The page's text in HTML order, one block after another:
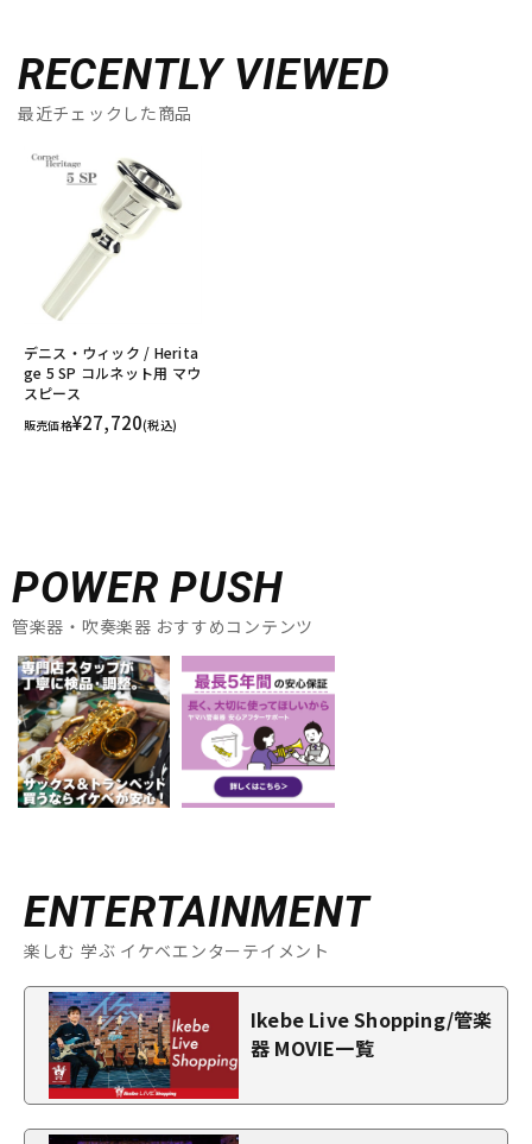
RECENTLY VIEWED
最近チェックした商品
デニス・ウィック / Herita
ge 5 SP コルネット用 マウ
スピース
販売価格¥27,720(税込)
POWER PUSH
管楽器・吹奏楽器 おすすめコンテンツ
ENTERTAINMENT
楽しむ 学ぶ イケベエンターテイメント
Ikebe Live Shopping/管楽
器 MOVIE一覧